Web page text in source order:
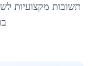
תשובות מקצועיות